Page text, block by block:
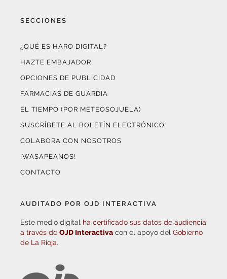
SECCIONES
¿QUÉ ES HARO DIGITAL?
HAZTE EMBAJADOR
OPCIONES DE PUBLICIDAD
FARMACIAS DE GUARDIA
EL TIEMPO (POR METEOSOJUELA)
SUSCRÍBETE AL BOLETÍN ELECTRÓNICO
COLABORA CON NOSOTROS
¡WASAPÉANOS!
CONTACTO
AUDITADO POR OJD INTERACTIVA
Este medio digital ha certificado sus datos de audiencia
a través de OJD Interactiva con el apoyo del Gobierno
de La Rioja.